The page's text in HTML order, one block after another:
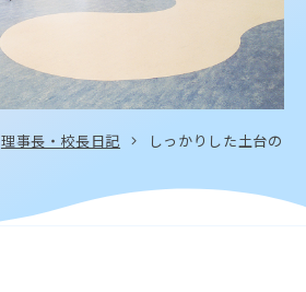
理事長・校長日記
しっかりした土台の